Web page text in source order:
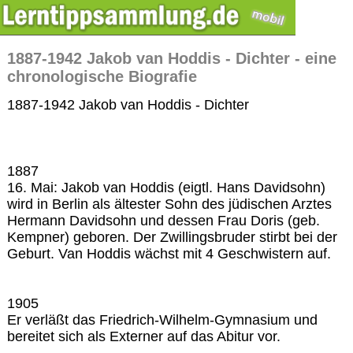
1887-1942 Jakob van Hoddis - Dichter - eine
chronologische Biografie
1887-1942 Jakob van Hoddis - Dichter
1887
16. Mai: Jakob van Hoddis (eigtl. Hans Davidsohn)
wird in Berlin als ältester Sohn des jüdischen Arztes
Hermann Davidsohn und dessen Frau Doris (geb.
Kempner) geboren. Der Zwillingsbruder stirbt bei der
Geburt. Van Hoddis wächst mit 4 Geschwistern auf.
1905
Er verläßt das Friedrich-Wilhelm-Gymnasium und
bereitet sich als Externer auf das Abitur vor.